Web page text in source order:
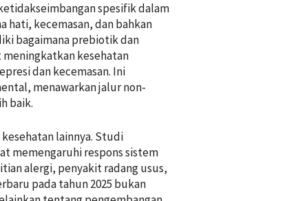
spesifik dalam
hati, kecemasan, dan bahkan
bagaimana prebiotik dan
kesehatan
dan kecemasan. Ini
menawarkan jalur non-
baik.
lainnya. Studi
memengaruhi respons sistem
alergi, penyakit radang usus,
pada tahun 2025 bukan